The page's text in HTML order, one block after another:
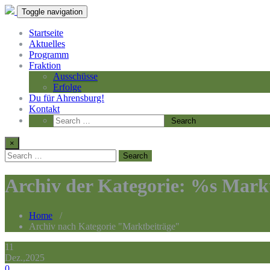
Toggle navigation
Startseite
Aktuelles
Programm
Fraktion
Ausschüsse
Erfolge
Du für Ahrensburg!
Kontakt
×
Archiv der Kategorie: %s
Home /
Archiv nach Kategorie "Marktbeiträge"
11
Dez.,2025